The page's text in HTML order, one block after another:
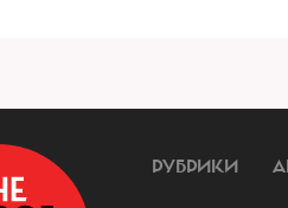
РУБРИКИ